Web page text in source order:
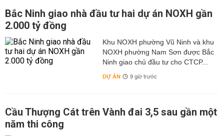
Bắc Ninh giao nhà đầu tư hai dự án NOXH gần
2.000 tỷ đồng
Khu NOXH phường Vũ Ninh và khu
NOXH phường Nam Sơn được Bắc
Ninh giao chủ đầu tư cho CTCP...
DỰ ÁN 9 giờ trước
Cầu Thượng Cát trên Vành đai 3,5 sau gần một
năm thi công